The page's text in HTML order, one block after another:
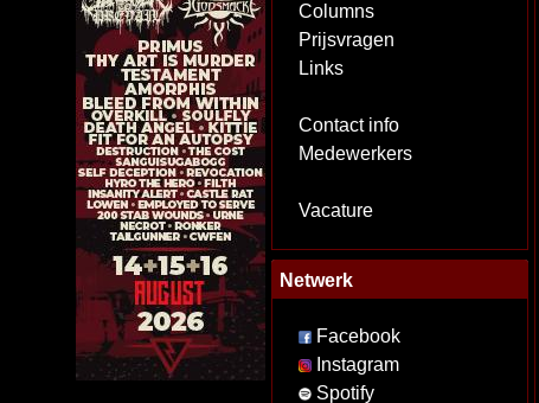
Columns
Prijsvragen
Links
Contact info
Medewerkers
Vacature
Netwerk
Facebook
Instagram
Spotify